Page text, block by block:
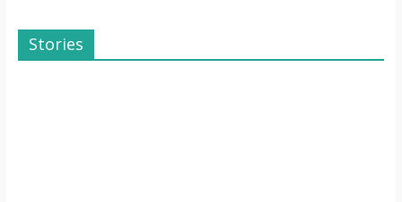
Stories
Dicas de Filmes
Para o Fim de
Família Inusitada